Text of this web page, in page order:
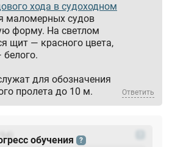
хода в судоходном
маломерных судов
форму. На светлом
щит — красного цвета,
для обозначения
пролета до 10 м.
Ответить
обучения ?